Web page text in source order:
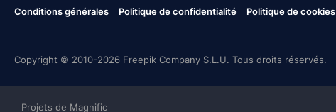
Conditions générales Politique de confidentialité Politique de cookies
Copyright © 2010-2026 Freepik Company S.L.U. Tous droits réservés.
Projets de Magnific